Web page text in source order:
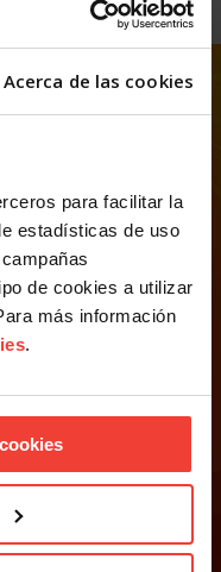
Acerca de las cookies
para facilitar la
estadísticas de uso
de cookies a utilizar
más información
.